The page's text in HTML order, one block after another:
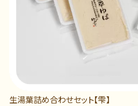
生湯葉詰め合わせセット【雫】